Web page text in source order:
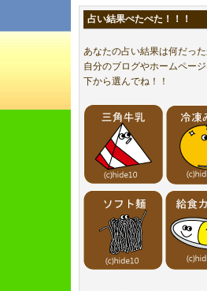
占い結果ぺたぺた！！！
あなたの占い結果は何だった
自分のブログやホームペー
下から選んでね！！